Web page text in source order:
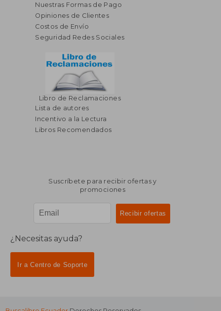
Nuestras Formas de Pago
Opiniones de Clientes
Costos de Envío
Seguridad Redes Sociales
Libro de Reclamaciones
Lista de autores
Incentivo a la Lectura
Libros Recomendados
Suscríbete para recibir ofertas y
promociones
¿Necesitas ayuda?
Ir a Centro de Soporte